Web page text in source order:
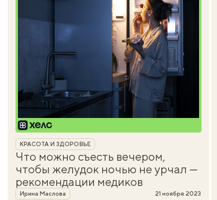
Рубрика
КРАСОТА И ЗДОРОВЬЕ
Что можно съесть вечером,
чтобы желудок ночью не урчал —
рекомендации медиков
Автор
Ирина Маслова 21 ноября 2023